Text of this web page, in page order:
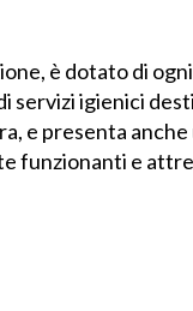
è dotato di
servizi igienici
e presenta
funzionanti e